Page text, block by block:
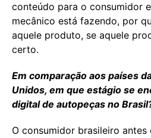
conteúdo para o consumidor
mecânico está fazendo, por
aquele produto, se aquele
certo.
Em comparação aos países
Unidos, em que estágio se
digital de autopeças no
O consumidor brasileiro antes